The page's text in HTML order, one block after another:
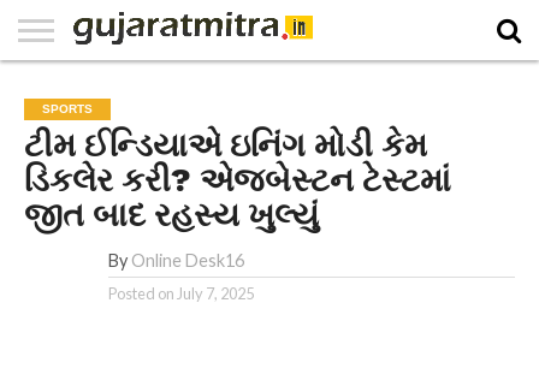
PAPER
NATIONAL
WORLD
BUSINESS
SPORTS
GUJARAT
OPINION
MORE
SPORTS
ટીમ ઈન્ડિયાએ ઇનિંગ મોડી કેમ
ડિકલેર કરી? એજબેસ્ટન ટેસ્ટમાં
જીત બાદ રહસ્ય ખુલ્યું
By Online Desk16
Posted on July 7, 2025